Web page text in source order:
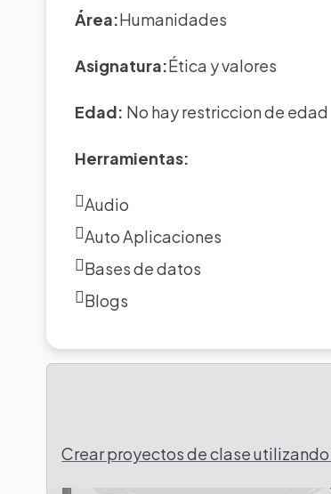
Área:Humanidades
Asignatura:Ética y valores
Edad: No hay restriccion de edad
Herramientas:
Audio
Auto Aplicaciones
Bases de datos
Blogs
Crear proyectos de clase
Tarea